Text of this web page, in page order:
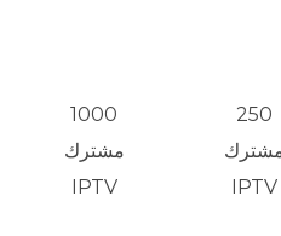
250
IPTV
1000
مشترك
IPTV